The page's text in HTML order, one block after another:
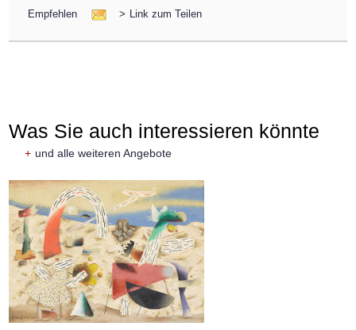
Empfehlen > Link zum Teilen
Was Sie auch interessieren könnte
+ und alle weiteren Angebote